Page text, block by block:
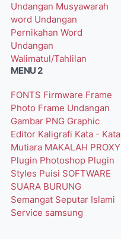
Undangan Musyawarah
word Undangan
Pernikahan Word
Undangan
Walimatul/Tahlilan
MENU 2
FONTS Firmware Frame
Photo Frame Undangan
Gambar PNG Graphic
Editor Kaligrafi Kata - Kata
Mutiara MAKALAH PROXY
Plugin Photoshop Plugin
Styles Puisi SOFTWARE
SUARA BURUNG
Semangat Seputar Islami
Service samsung